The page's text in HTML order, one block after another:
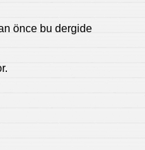
önce bu dergide